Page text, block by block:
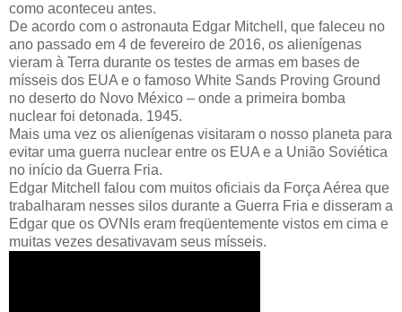
como aconteceu antes.
De acordo com o astronauta Edgar Mitchell, que faleceu no
ano passado em 4 de fevereiro de 2016, os alienígenas
vieram à Terra durante os testes de armas em bases de
mísseis dos EUA e o famoso White Sands Proving Ground
no deserto do Novo México – onde a primeira bomba
nuclear foi detonada. 1945.
Mais uma vez os alienígenas visitaram o nosso planeta para
evitar uma guerra nuclear entre os EUA e a União Soviética
no início da Guerra Fria.
Edgar Mitchell falou com muitos oficiais da Força Aérea que
trabalharam nesses silos durante a Guerra Fria e disseram a
Edgar que os OVNIs eram freqüentemente vistos em cima e
muitas vezes desativavam seus mísseis.